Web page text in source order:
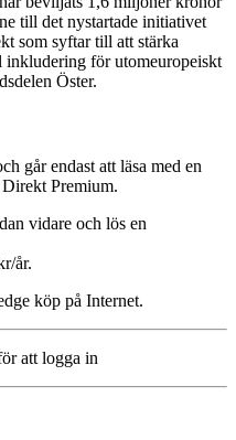
till det nystartade initiativet
som syftar till att stärka
inkludering för utomeuropeiskt
Öster.
går endast att läsa med en
Premium.
vidare och lös en
år.
köp på Internet.
att logga in